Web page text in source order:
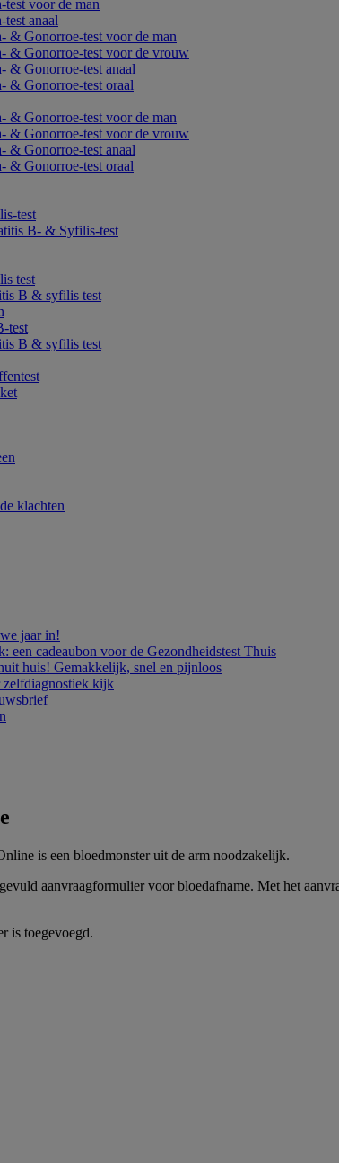
test voor de man
anaal
& Gonorroe-test voor de man
& Gonorroe-test voor de vrouw
& Gonorroe-test anaal
& Gonorroe-test oraal
& Gonorroe-test voor de man
& Gonorroe-test voor de vrouw
& Gonorroe-test anaal
& Gonorroe-test oraal
test
B- & Syfilis-test
test
B & syfilis test
test
B & syfilis test
klachten
jaar in!
een cadeaubon voor de Gezondheidstest Thuis
huis! Gemakkelijk, snel en pijnloos
zelfdiagnostiek kijk
is een bloedmonster uit de arm noodzakelijk.
aanvraagformulier voor bloedafname. Met het
is toegevoegd.